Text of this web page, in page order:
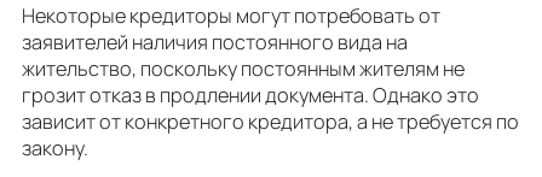
Некоторые кредиторы могут потребовать от
заявителей наличия постоянного вида на
жительство, поскольку постоянным жителям не
грозит отказ в продлении документа. Однако это
зависит от конкретного кредитора, а не требуется по
закону.